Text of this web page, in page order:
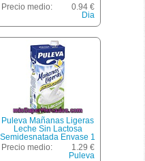
Precio medio:
0.94 €
Dia
Puleva Mañanas Ligeras
Leche Sin Lactosa
Semidesnatada Envase 1
L
Precio medio:
1.29 €
Puleva